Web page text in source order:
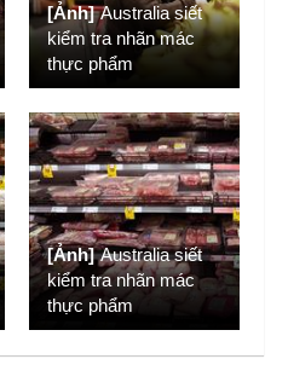
[Ảnh] Australia siết
kiểm tra nhãn mác
thực phẩm
[Ảnh] Australia siết
kiểm tra nhãn mác
thực phẩm